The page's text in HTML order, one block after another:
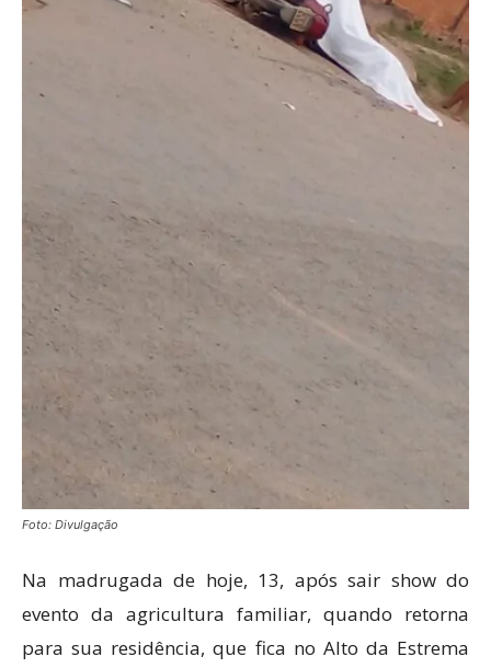
Foto: Divulgação
Na madrugada de hoje, 13, após sair show do
evento da agricultura familiar, quando retorna
para sua residência, que fica no Alto da Estrema